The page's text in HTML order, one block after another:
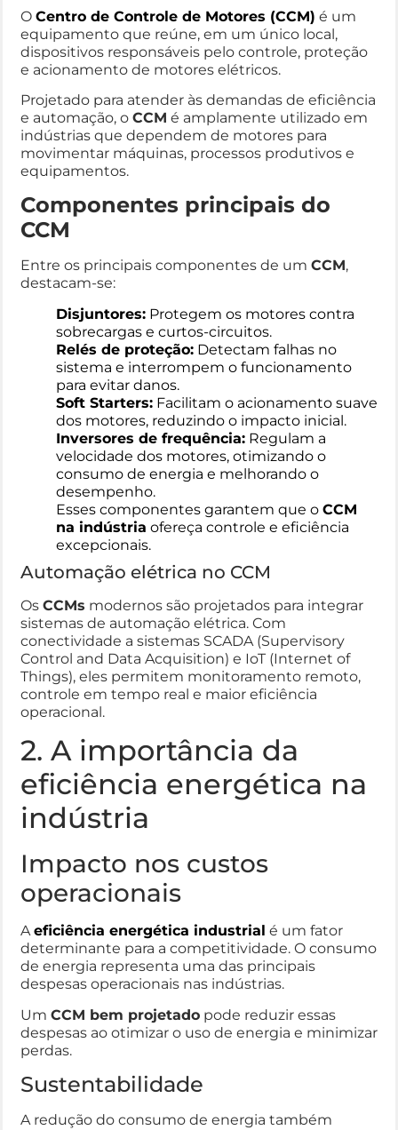
O Centro de Controle de Motores (CCM) é um
equipamento que reúne, em um único local,
dispositivos responsáveis pelo controle, proteção
e acionamento de motores elétricos.
Projetado para atender às demandas de eficiência
e automação, o CCM é amplamente utilizado em
indústrias que dependem de motores para
movimentar máquinas, processos produtivos e
equipamentos.
Componentes principais do
CCM
Entre os principais componentes de um CCM,
destacam-se:
Disjuntores: Protegem os motores contra
sobrecargas e curtos-circuitos.
Relés de proteção: Detectam falhas no
sistema e interrompem o funcionamento
para evitar danos.
Soft Starters: Facilitam o acionamento suave
dos motores, reduzindo o impacto inicial.
Inversores de frequência: Regulam a
velocidade dos motores, otimizando o
consumo de energia e melhorando o
desempenho.
Esses componentes garantem que o CCM
na indústria ofereça controle e eficiência
excepcionais.
Automação elétrica no CCM
Os CCMs modernos são projetados para integrar
sistemas de automação elétrica. Com
conectividade a sistemas SCADA (Supervisory
Control and Data Acquisition) e IoT (Internet of
Things), eles permitem monitoramento remoto,
controle em tempo real e maior eficiência
operacional.
2. A importância da
eficiência energética na
indústria
Impacto nos custos
operacionais
Aeficiência energética industrial é um fator
determinante para a competitividade. O consumo
de energia representa uma das principais
despesas operacionais nas indústrias.
Um CCM bem projetado pode reduzir essas
despesas ao otimizar o uso de energia e minimizar
perdas.
Sustentabilidade
A redução do consumo de energia também